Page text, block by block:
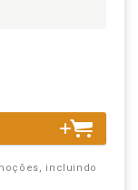
incluindo